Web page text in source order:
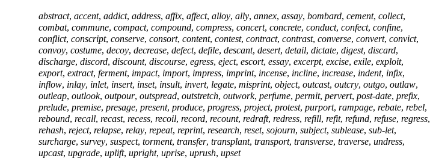
abstract, accent, addict, address, affix, affect, alloy, ally, annex, assay, bombard, cement, collect,
combat, commune, compact, compound, compress, concert, concrete, conduct, confect, confine,
conflict, conscript, conserve, consort, content, contest, contract, contrast, converse, convert, convict,
convoy, costume, decoy, decrease, defect, defile, descant, desert, detail, dictate, digest, discard,
discharge, discord, discount, discourse, egress, eject, escort, essay, excerpt, excise, exile, exploit,
export, extract, ferment, impact, import, impress, imprint, incense, incline, increase, indent, infix,
inflow, inlay, inlet, insert, inset, insult, invert, legate, misprint, object, outcast, outcry, outgo, outlaw,
outleap, outlook, outpour, outspread, outstretch, outwork, perfume, permit, pervert, post-date, prefix,
prelude, premise, presage, present, produce, progress, project, protest, purport, rampage, rebate, rebel,
rebound, recall, recast, recess, recoil, record, recount, redraft, redress, refill, refit, refund, refuse, regress,
rehash, reject, relapse, relay, repeat, reprint, research, reset, sojourn, subject, sublease, sub-let,
surcharge, survey, suspect, torment, transfer, transplant, transport, transverse, traverse, undress,
upcast, upgrade, uplift, upright, uprise, uprush, upset